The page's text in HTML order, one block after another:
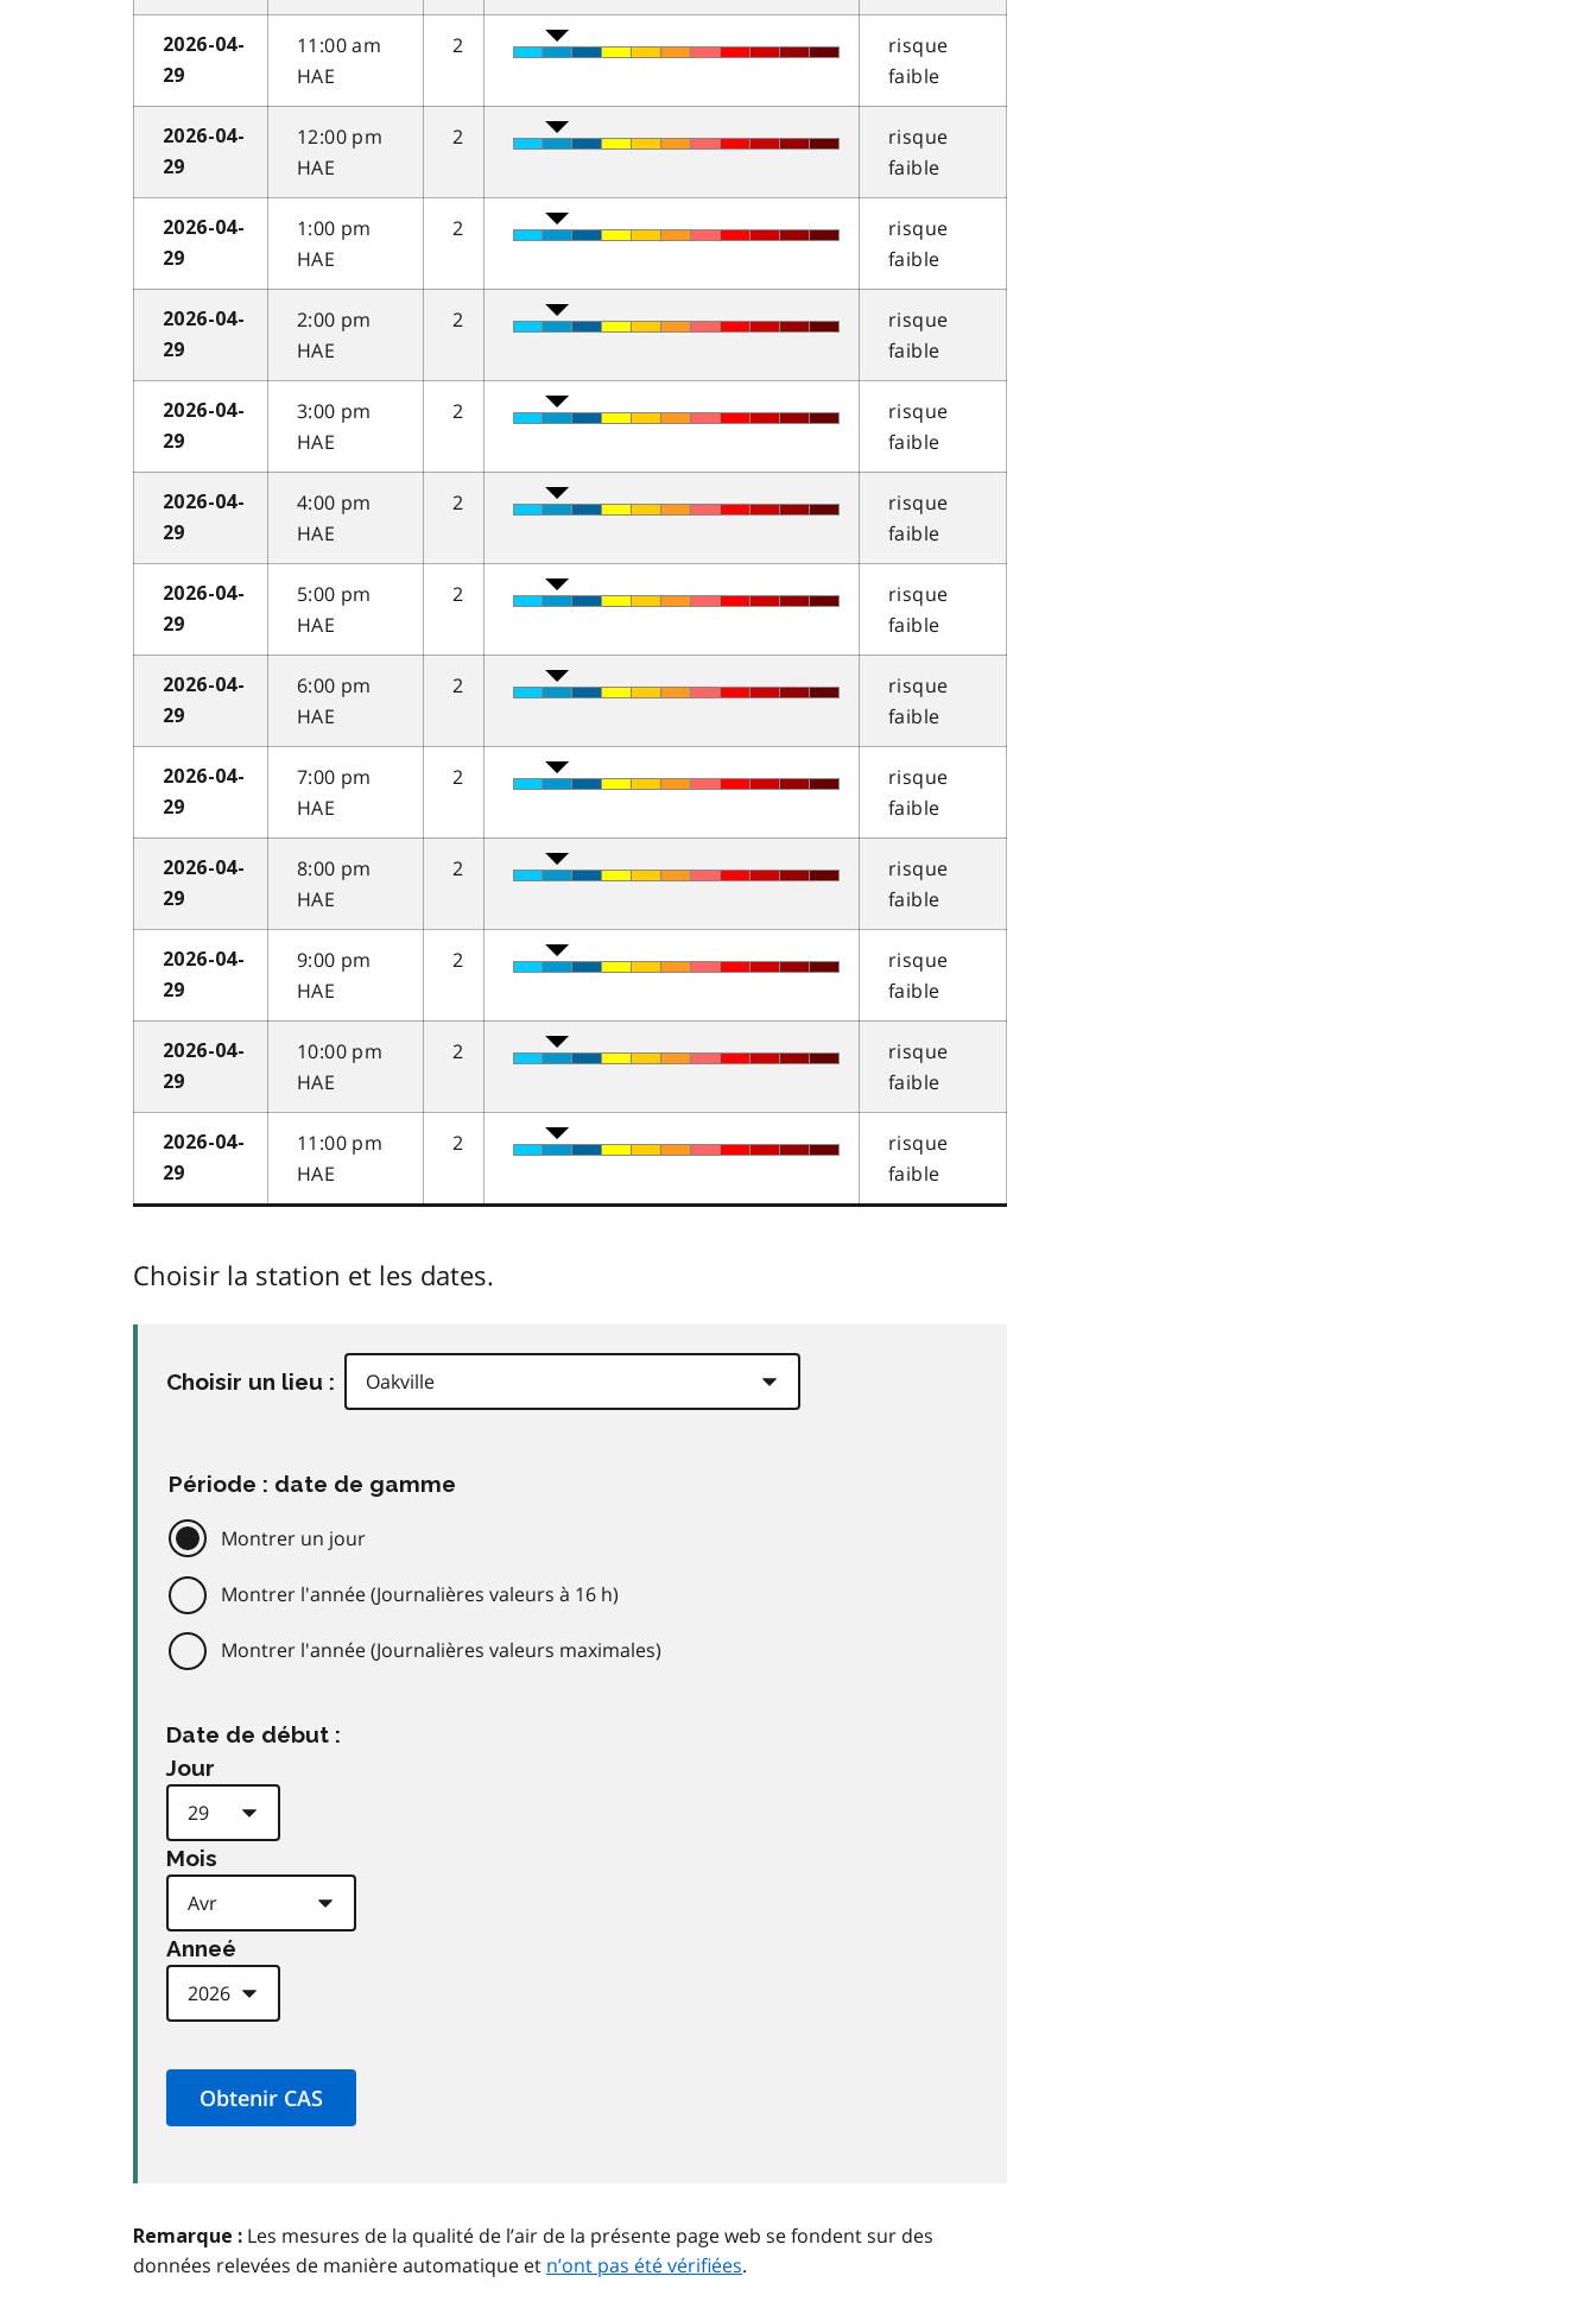
2026-04-
29
11:00 am
HAE
2
risque
faible
2026-04-
29
12:00 pm
HAE
2
risque
faible
2026-04-
29
1:00 pm
HAE
2
risque
faible
2026-04-
29
2:00 pm
HAE
2
risque
faible
2026-04-
29
3:00 pm
HAE
2
risque
faible
2026-04-
29
4:00 pm
HAE
2
risque
faible
2026-04-
29
5:00 pm
HAE
2
risque
faible
2026-04-
29
6:00 pm
HAE
2
risque
faible
2026-04-
29
7:00 pm
HAE
2
risque
faible
2026-04-
29
8:00 pm
HAE
2
risque
faible
2026-04-
29
9:00 pm
HAE
2
risque
faible
2026-04-
29
10:00 pm
HAE
2
risque
faible
2026-04-
29
11:00 pm
HAE
2
risque
faible
Choisir la station et les dates.
Choisir un lieu :
Période : date de gamme
Montrer un jour
Montrer l'année (Journalières valeurs à 16 h)
Montrer l'année (Journalières valeurs maximales)
Date de début :
Jour
Mois
Anneé
Remarque : Les mesures de la qualité de l’air de la présente page web se fondent sur des
données relevées de manière automatique et n’ont pas été vérifiées.